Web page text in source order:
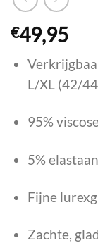
€49,95
L/XL (42/
95% viscose
5% elastaan
Fijne
Zachte,